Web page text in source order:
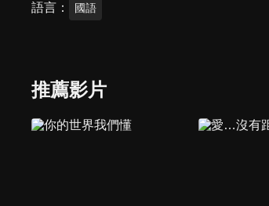
語言 國語
推薦影片